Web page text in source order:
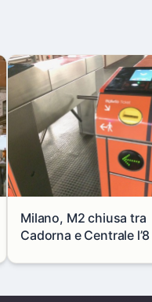
Milano, M2 chiusa tra
Cadorna e Centrale
alternative